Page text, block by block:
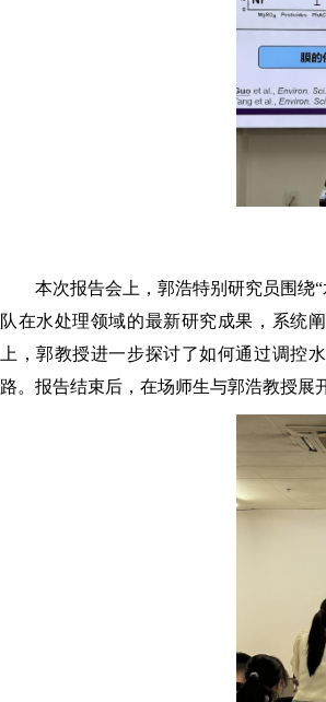
本次报告会上，郭浩特别研究员围绕
队在水处理领域的最新研究成果，系统
上，郭教授进一步探讨了如何通过调控
路。报告结束后，在场师生与郭浩教授